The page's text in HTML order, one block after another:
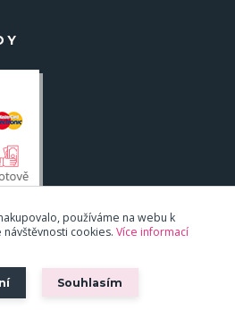
používáme na webu k
cookies. Více informací
Souhlasím